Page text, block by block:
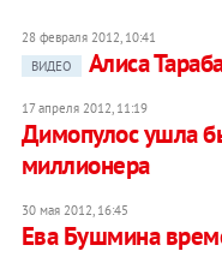
28 февраля 2012, 10:41
ВИДЕО
Алиса
17 апреля 2012, 11:19
Димопулос ушла
миллионера
30 мая 2012, 16:45
Ева Бушмина